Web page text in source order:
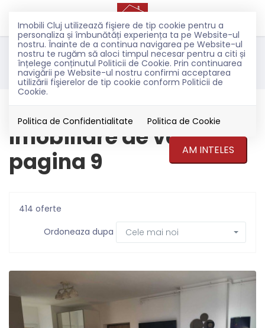
Imobili Cluj utilizează fişiere de tip cookie pentru a
personaliza și îmbunătăți experiența ta pe Website-ul
nostru. Înainte de a continua navigarea pe Website-ul
nostru te rugăm să aloci timpul necesar pentru a citi și
înțelege conținutul Politicii de Cookie. Prin continuarea
navigării pe Website-ul nostru confirmi acceptarea
utilizării fişierelor de tip cookie conform Politicii de
Cookie.
Politica de Confidentialitate Politica de Cookie
AM INTELES
Filtreaza
Imobiliare de vanzare
pagina 9
414 oferte
Ordoneaza dupa
Cele mai noi